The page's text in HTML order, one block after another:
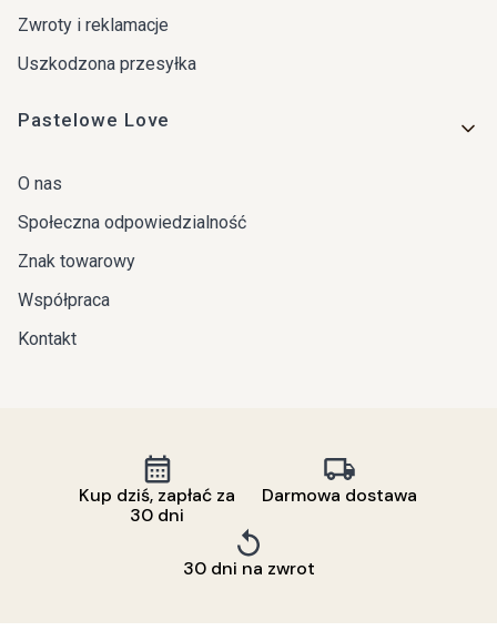
Zwroty i reklamacje
Uszkodzona przesyłka
Pastelowe Love
O nas
Społeczna odpowiedzialność
Znak towarowy
Współpraca
Kontakt
Kup dziś, zapłać za
30 dni
Darmowa dostawa
30 dni na zwrot